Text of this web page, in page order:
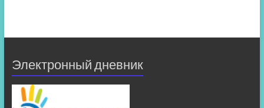
Электронный дневник